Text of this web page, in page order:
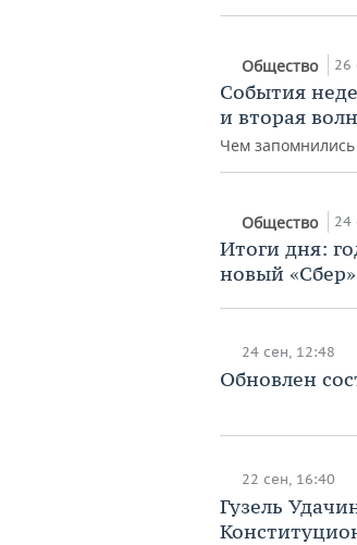
Общество 26
События
и вторая
Чем
Общество 24
Итоги дня:
новый «Сбер»
24 сен, 12:48
Обновлен
22 сен, 16:40
Гузель